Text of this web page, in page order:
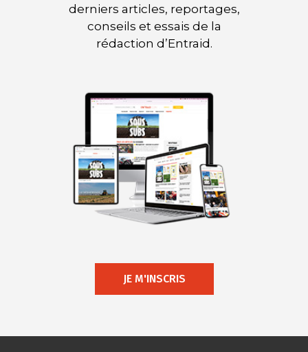
derniers articles, reportages,
conseils et essais de la
rédaction d’Entraid.
JE M'INSCRIS